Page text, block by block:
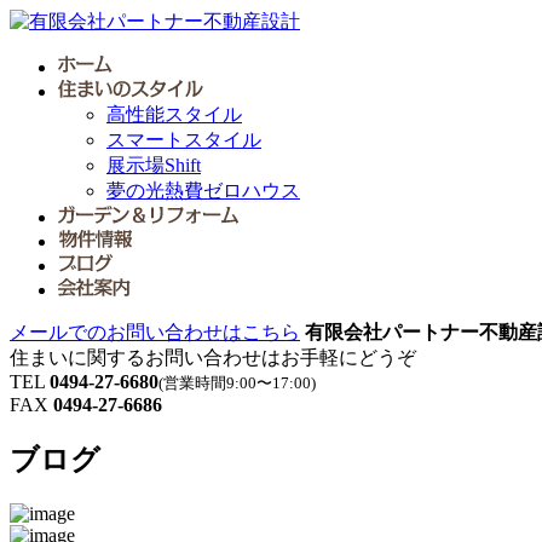
高性能スタイル
スマートスタイル
展示場Shift
夢の光熱費ゼロハウス
メールでのお問い合わせはこちら 有限会社パートナー不動産
住まいに関するお問い合わせはお手軽にどうぞ
TEL 0494-27-6680(営業時間9:00〜17:00)
FAX 0494-27-6686
ブログ